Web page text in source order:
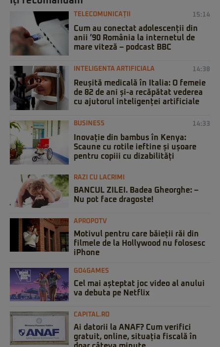
TELECOMUNICAȚII 15:14
Cum au conectat adolescenții din
anii ’90 România la internetul de
mare viteză – podcast BBC
INTELIGENTA ARTIFICIALA 14:38
Reușită medicală în Italia: O femeie
de 82 de ani și-a recăpătat vederea
cu ajutorul inteligenței artificiale
BUSINESS 14:33
Inovație din bambus în Kenya:
Scaune cu rotile ieftine și ușoare
pentru copiii cu dizabilități
RAZI CU LACRIMI
BANCUL ZILEI. Badea Gheorghe: –
Nu pot face dragoste!
APROPOTV
Motivul pentru care băieții răi din
filmele de la Hollywood nu folosesc
iPhone
GO4GAMES
Cel mai așteptat joc video al anului
va debuta pe Netflix
CAPITAL.RO
Ai datorii la ANAF? Cum verifici
gratuit, online, situația fiscală în